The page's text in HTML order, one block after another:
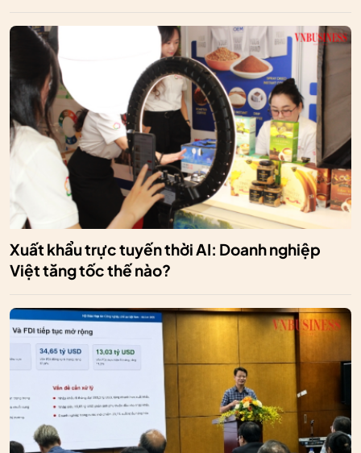
Xuất khẩu trực tuyến thời AI: Doanh nghiệp
Việt tăng tốc thế nào?